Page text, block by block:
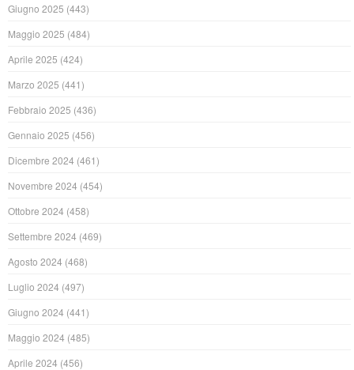
Giugno 2025 (443)
Maggio 2025 (484)
Aprile 2025 (424)
Marzo 2025 (441)
Febbraio 2025 (436)
Gennaio 2025 (456)
Dicembre 2024 (461)
Novembre 2024 (454)
Ottobre 2024 (458)
Settembre 2024 (469)
Agosto 2024 (468)
Luglio 2024 (497)
Giugno 2024 (441)
Maggio 2024 (485)
Aprile 2024 (456)